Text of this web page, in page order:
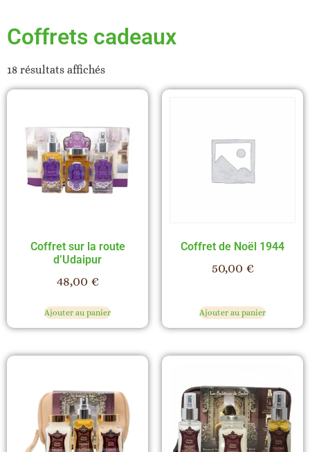
Coffrets cadeaux
18 résultats affichés
Coffret sur la route
d’Udaipur
48,00 €
Ajouter au panier
Coffret de Noël 1944
50,00 €
Ajouter au panier